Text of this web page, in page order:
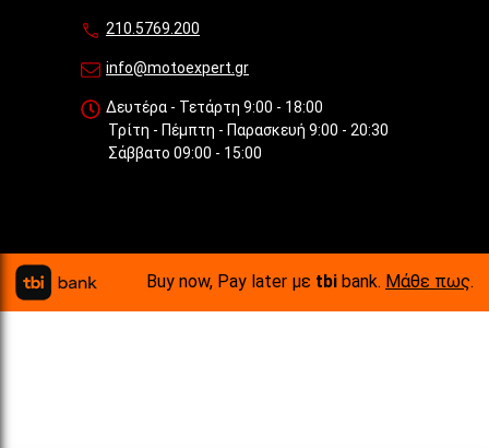
210.5769.200
info@motoexpert.gr
Δευτέρα - Τετάρτη 9:00 - 18:00
Τρίτη - Πέμπτη - Παρασκευή 9:00 - 20:30
Σάββατο 09:00 - 15:00
Buy now, Pay later με tbi bank. Μάθε πως.